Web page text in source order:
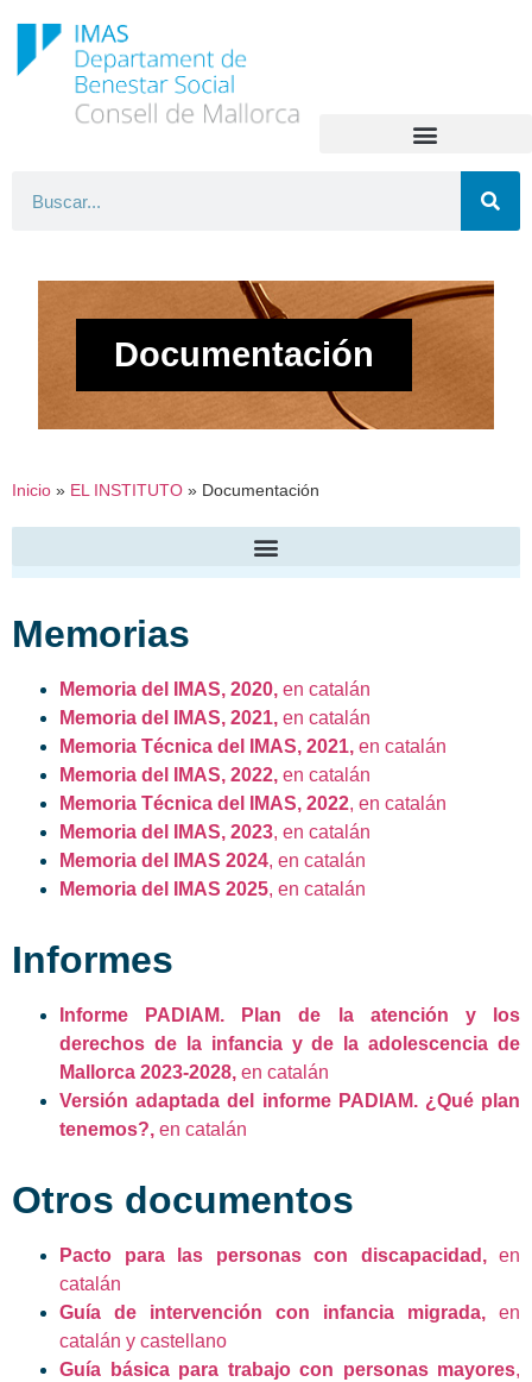
Documentación
Inicio » EL INSTITUTO » Documentación
Memorias
Memoria del IMAS, 2020, en catalán
Memoria del IMAS, 2021, en catalán
Memoria Técnica del IMAS, 2021, en catalán
Memoria del IMAS, 2022, en catalán
Memoria Técnica del IMAS, 2022, en catalán
Memoria del IMAS, 2023, en catalán
Memoria del IMAS 2024, en catalán
Memoria del IMAS 2025, en catalán
Informes
Informe PADIAM. Plan de la atención y los
derechos de la infancia y de la adolescencia de
Mallorca 2023-2028, en catalán
Versión adaptada del informe PADIAM. ¿Qué plan
tenemos?, en catalán
Otros documentos
Pacto para las personas con discapacidad,en
catalán
Guía de intervención con infancia migrada, en
catalán y castellano
Guía básica para trabajo con personas mayores,